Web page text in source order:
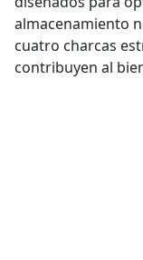
almacenamiento
cuatro charcas
contribuyen al